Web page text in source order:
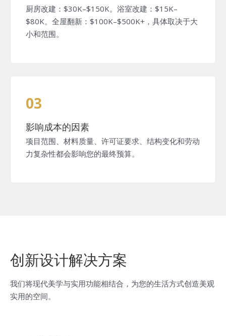
厨房改建：$30K–$150K。浴室改建：$15K–
$80K。全屋翻新：$100K–$500K+，具体取决于大
小和范围。
03
影响成本的因素
项目范围、材料质量、许可证要求、结构变化和劳动
力复杂性都会影响您的最终预算。
创新设计解决方案
我们将现代美学与实用功能相结合，为您的生活方式创造美观
实用的空间。